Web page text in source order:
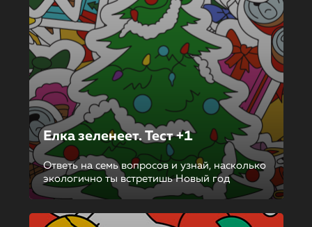
Елка зеленеет. Тест +1
Ответь на семь вопросов и узнай, насколько
экологично ты встретишь Новый год